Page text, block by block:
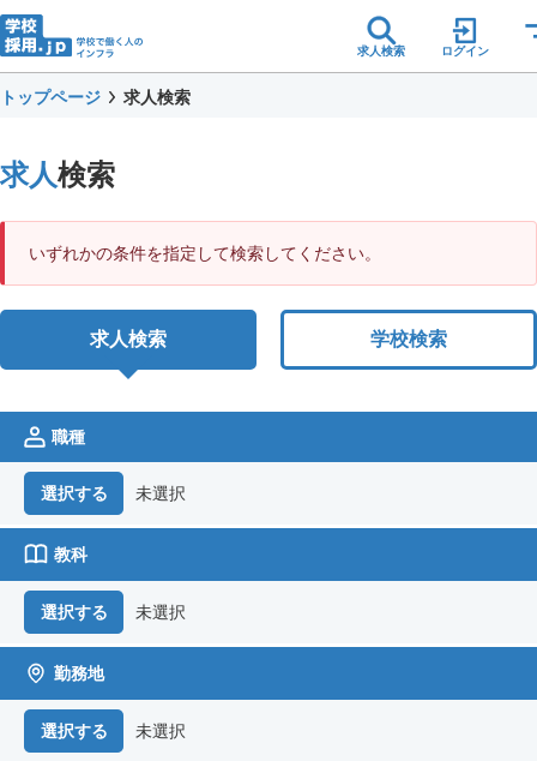
求人検索 ログイン
トップページ 求人検索
求人検索
いずれかの条件を指定して検索してください。
求人検索 学校検索
職種
選択する 未選択
教科
選択する 未選択
勤務地
選択する 未選択